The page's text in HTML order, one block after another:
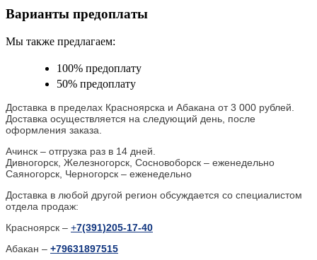
Варианты предоплаты
Мы также предлагаем:
100% предоплату
50% предоплату
Доставка в пределах Красноярска и Абакана от 3 000 рублей.
Доставка осуществляется на следующий день, после
оформления заказа.
Ачинск – отгрузка раз в 14 дней.
Дивногорск, Железногорск, Сосновоборск – еженедельно
Саяногорск, Черногорск – еженедельно
Доставка в любой другой регион обсуждается со специалистом
отдела продаж:
Красноярск – +7(391)205-17-40
Абакан – +79631897515